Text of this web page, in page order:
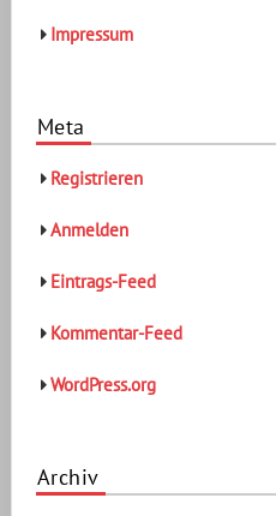
Impressum
Meta
Registrieren
Anmelden
Eintrags-Feed
Kommentar-Feed
WordPress.org
Archiv